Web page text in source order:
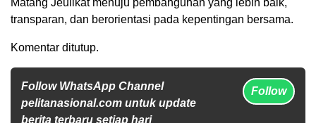
Matang Jeulikat menuju pembangunan yang lebih baik,
transparan, dan berorientasi pada kepentingan bersama.
Komentar ditutup.
Follow WhatsApp Channel
pelitanasional.com untuk update
berita terbaru setiap hari
Follow